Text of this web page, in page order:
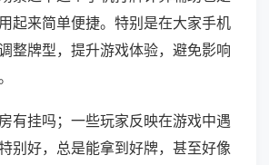
起来简单便捷。特别是在大家手机
整牌型，提升游戏体验，避免影响
有挂吗；一些玩家反映在游戏中遇
别好，总是能拿到好牌，甚至好像